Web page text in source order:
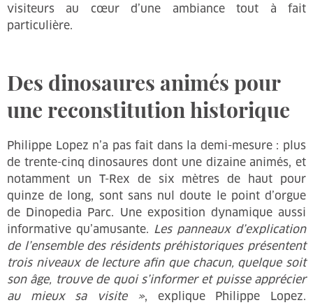
visiteurs au cœur d’une ambiance tout à fait
particulière.
Des dinosaures animés pour
une reconstitution historique
Philippe Lopez n’a pas fait dans la demi-mesure : plus
de trente-cinq dinosaures dont une dizaine animés, et
notamment un T-Rex de six mètres de haut pour
quinze de long, sont sans nul doute le point d’orgue
de Dinopedia Parc. Une exposition dynamique aussi
informative qu’amusante. Les panneaux d’explication
de l’ensemble des résidents préhistoriques présentent
trois niveaux de lecture afin que chacun, quelque soit
son âge, trouve de quoi s’informer et puisse apprécier
au mieux sa visite », explique Philippe Lopez.